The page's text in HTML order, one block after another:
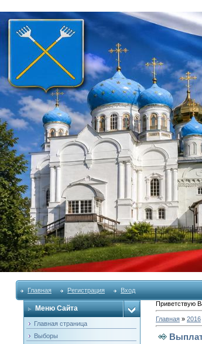
Главная Регистрация Вход
Меню Сайта
Главная страница
Выборы
Приветствую
Главная» 2016